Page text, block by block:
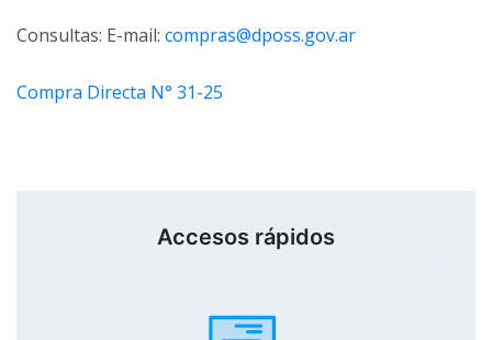
Consultas: E-mail: compras@dposs.gov.ar
Compra Directa N° 31-25
Accesos rápidos